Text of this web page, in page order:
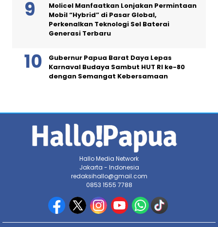
Molicel Manfaatkan Lonjakan Permintaan
Mobil “Hybrid” di Pasar Global,
Perkenalkan Teknologi Sel Baterai
Generasi Terbaru
Gubernur Papua Barat Daya Lepas
Karnaval Budaya Sambut HUT RI ke-80
dengan Semangat Kebersamaan
Hallo Media Network
Jakarta - Indonesia
redaksihallo@gmail.com
0853 1555 7788